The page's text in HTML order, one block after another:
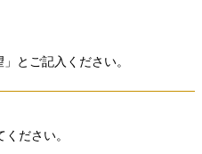
とご記入ください。
ださい。